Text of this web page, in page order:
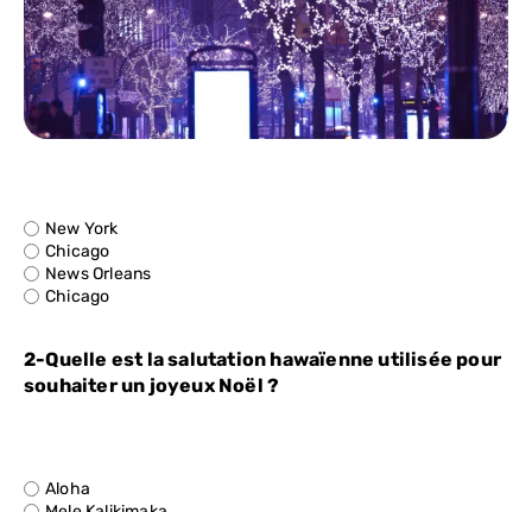
New York
Chicago
News Orleans
Chicago
2-Quelle est la salutation hawaïenne utilisée pour
souhaiter un joyeux Noël ?
Aloha